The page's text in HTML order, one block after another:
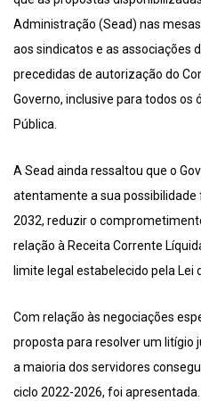
Administração (Sead) nas
aos sindicatos e as associações
precedidas de autorização do
Governo, inclusive para todos
Pública.
A Sead ainda ressaltou que o
atentamente a sua
2032, reduzir o
relação à Receita Corrente
limite legal estabelecido pela Lei
Com relação às negociações
proposta para resolver um litígio
a maioria dos servidores
ciclo 2022-2026, foi